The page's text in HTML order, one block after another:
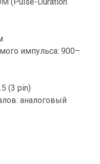
импульса: 900–
(3 pin)
аналоговый